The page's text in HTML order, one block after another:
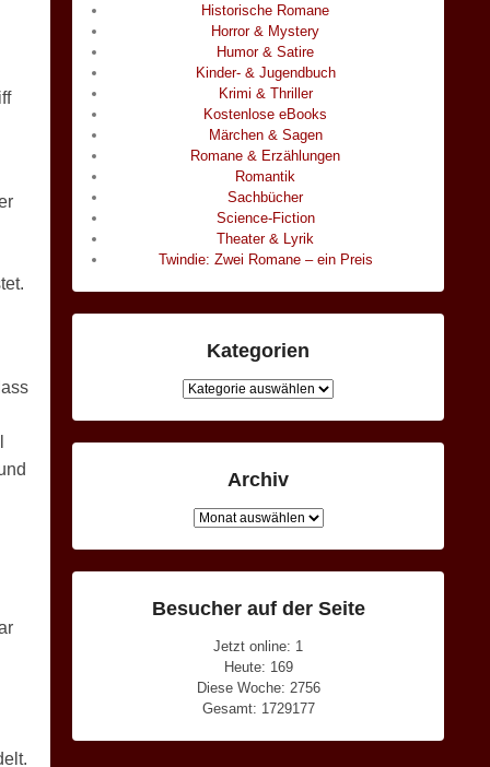
Historische Romane
Horror & Mystery
Humor & Satire
Kinder- & Jugendbuch
Krimi & Thriller
Kostenlose eBooks
Märchen & Sagen
Romane & Erzählungen
Romantik
Sachbücher
Science-Fiction
Theater & Lyrik
Twindie: Zwei Romane – ein Preis
Kategorien
Kategorien
Archiv
Archiv
Besucher auf der Seite
Jetzt online: 1
Heute: 169
Diese Woche: 2756
Gesamt: 1729177